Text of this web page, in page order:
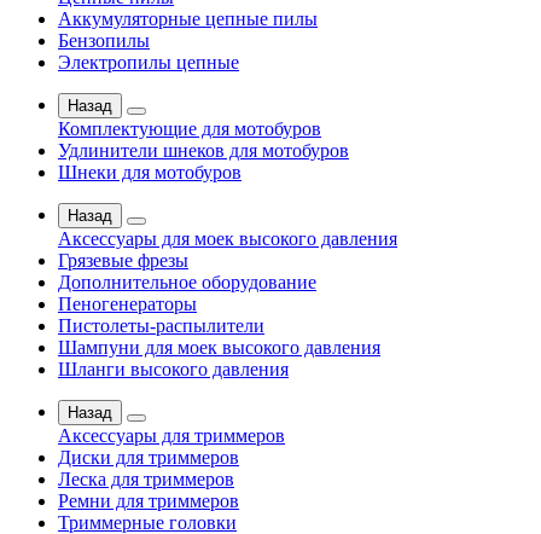
Аккумуляторные цепные пилы
Бензопилы
Электропилы цепные
Назад
Комплектующие для мотобуров
Удлинители шнеков для мотобуров
Шнеки для мотобуров
Назад
Аксессуары для моек высокого давления
Грязевые фрезы
Дополнительное оборудование
Пеногенераторы
Пистолеты-распылители
Шампуни для моек высокого давления
Шланги высокого давления
Назад
Аксессуары для триммеров
Диски для триммеров
Леска для триммеров
Ремни для триммеров
Триммерные головки